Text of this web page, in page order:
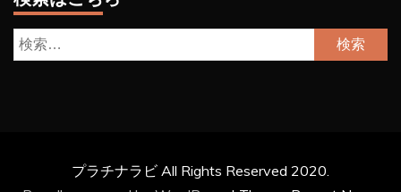
検
索:
プラチナラビ All Rights Reserved 2020.